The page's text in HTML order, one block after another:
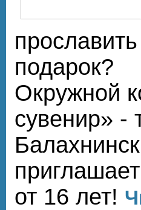
подарок?
Окружной
сувенир» -
от 16 лет!